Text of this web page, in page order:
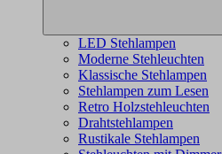
LED Stehlampen
Moderne Stehleuchten
Klassische Stehlampen
Stehlampen zum Lesen
Retro Holzstehleuchten
Drahtstehlampen
Rustikale Stehlampen